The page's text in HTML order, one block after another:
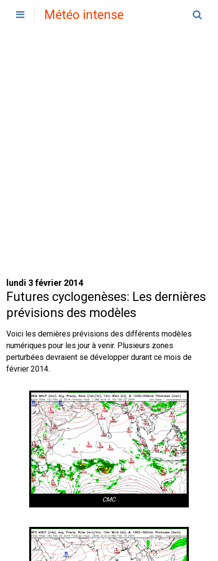
Météo intense
lundi 3 février 2014
Futures cyclogenèses: Les dernières
prévisions des modèles
Voici les dernières prévisions des différents modèles
numériques pour les jour à venir. Plusieurs zones
perturbées devraient se développer durant ce mois de
février 2014.
CMC